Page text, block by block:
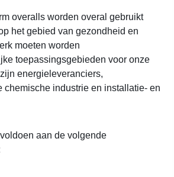
overalls worden overal gebruikt
het gebied van gezondheid en
moeten worden
toepassingsgebieden voor onze
energieleveranciers,
chemische industrie en installatie- en
aan de volgende